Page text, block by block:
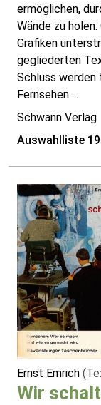
ermöglichen,
Wände zu
Grafiken
gegliederten
Schluss
Fernsehen ...
Schwann Verlag
Auswahlliste
Ernst Emrich
Wir